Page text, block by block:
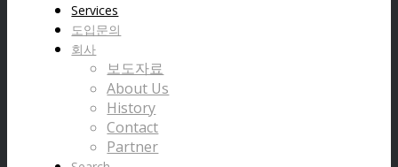
Services
도입문의
회사
보도자료
About Us
History
Contact
Partner